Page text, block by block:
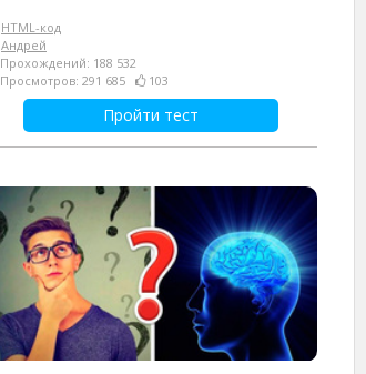
HTML-код
Андрей
Прохождений: 188 532
Просмотров: 291 685
103
Пройти тест